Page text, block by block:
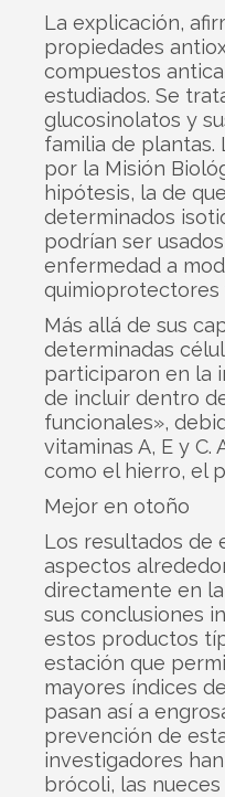
La explicación,
propiedades
compuestos
estudiados. Se
glucosinolatos y
familia de plantas.
por la Misión
hipótesis, la de
determinados
podrían ser
enfermedad a
quimioprotectores
Más allá de sus
determinadas
participaron en la
de incluir dentro
funcionales»,
vitaminas A, E y
como el hierro, el
Mejor en otoño
Los resultados de
aspectos
directamente en
sus conclusiones
estos productos
estación que
mayores índices
pasan así a
prevención de
investigadores
brócoli, las